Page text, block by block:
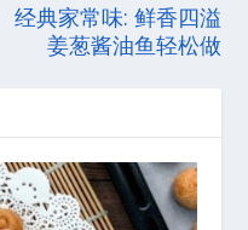
经典家常味: 鲜香四溢
姜葱酱油鱼轻松做